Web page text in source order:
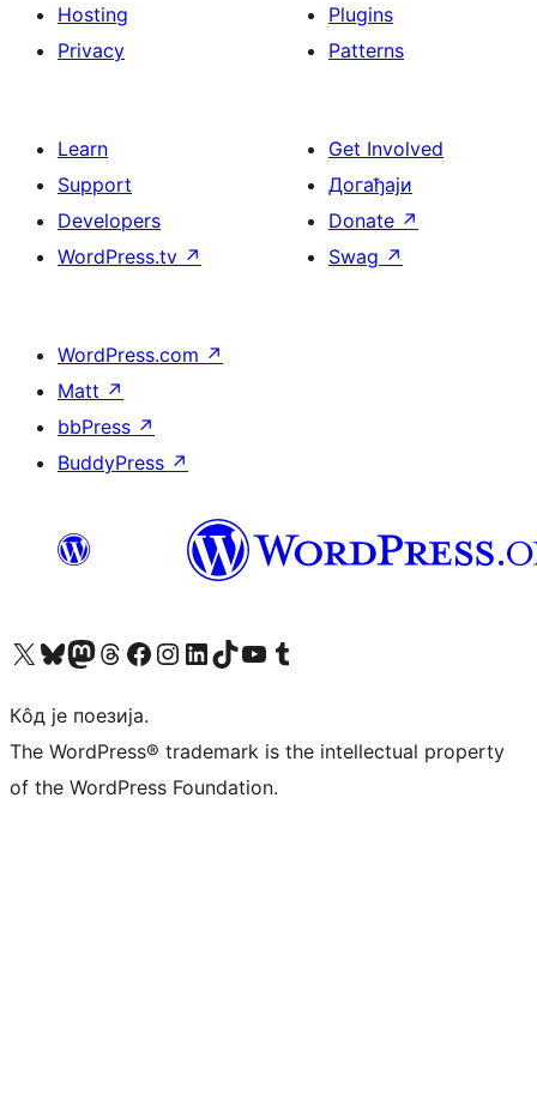
Hosting
Privacy
Plugins
Patterns
Learn
Support
Developers
WordPress.tv ↗
Get Involved
Догађаји
Donate ↗
Swag ↗
WordPress.com ↗
Matt ↗
bbPress ↗
BuddyPress ↗
Visit our X (formerly Twitter) account
Посетите наш Bluesky налог
Visit our Mastodon account
Посетите наш налог на Threads-у Visit our Facebook page
Посетите наш Инстаграм налог
Visit our LinkedIn account
Посетите наш TikTok налог
Visit our YouTube channel
Посетите наш Tumblr налог
Кôд је поезија.
The WordPress® trademark is the intellectual property
of the WordPress Foundation.